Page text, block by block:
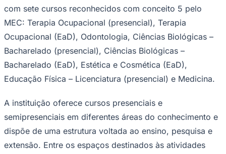
com sete cursos reconhecidos com conceito 5 pelo
MEC: Terapia Ocupacional (presencial), Terapia
Ocupacional (EaD), Odontologia, Ciências Biológicas –
Bacharelado (presencial), Ciências Biológicas –
Bacharelado (EaD), Estética e Cosmética (EaD),
Educação Física – Licenciatura (presencial) e Medicina.
A instituição oferece cursos presenciais e
semipresenciais em diferentes áreas do conhecimento e
dispõe de uma estrutura voltada ao ensino, pesquisa e
extensão. Entre os espaços destinados às atividades